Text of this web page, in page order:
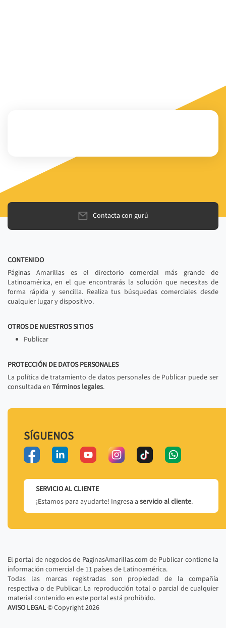
Contacta con gurú
CONTENIDO
Páginas Amarillas es el directorio comercial más grande de
Latinoamérica, en el que encontrarás la solución que necesitas de
forma rápida y sencilla. Realiza tus búsquedas comerciales desde
cualquier lugar y dispositivo.
OTROS DE NUESTROS SITIOS
Publicar
PROTECCIÓN DE DATOS PERSONALES
La política de tratamiento de datos personales de Publicar puede ser
consultada en Términos legales.
SÍGUENOS
SERVICIO AL CLIENTE
¡Estamos para ayudarte! Ingresa a servicio al cliente.
El portal de negocios de PaginasAmarillas.com de Publicar contiene la
información comercial de 11 países de Latinoamérica.
Todas las marcas registradas son propiedad de la compañía
respectiva o de Publicar. La reproducción total o parcial de cualquier
material contenido en este portal está prohibido.
AVISO LEGAL© Copyright2026